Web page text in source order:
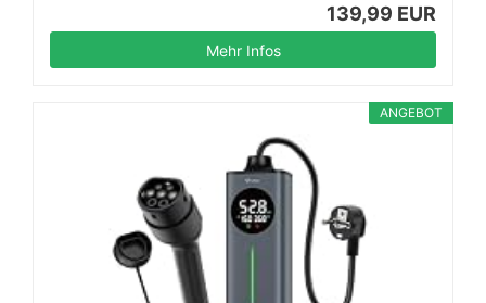
139,99 EUR
Mehr Infos
ANGEBOT